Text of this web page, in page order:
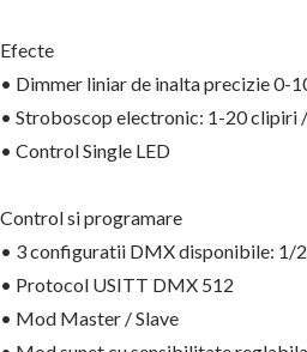
Efecte
• Dimmer liniar de inalta precizie 0-
• Stroboscop electronic: 1-20 clipiri
• Control Single LED
Control si programare
• 3 configuratii DMX disponibile: 1/
• Protocol USITT DMX 512
• Mod Master / Slave